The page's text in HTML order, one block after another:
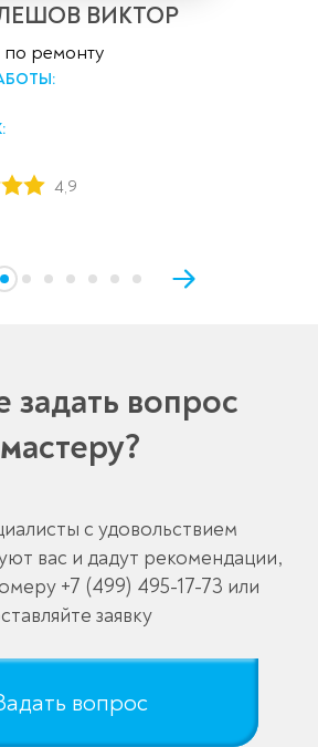
ВИКТОР
ремонту
4,9
задать вопрос
мастеру?
с удовольствием
вас и дадут рекомендации,
+7 (499) 495-17-73 или
заявку
вопрос